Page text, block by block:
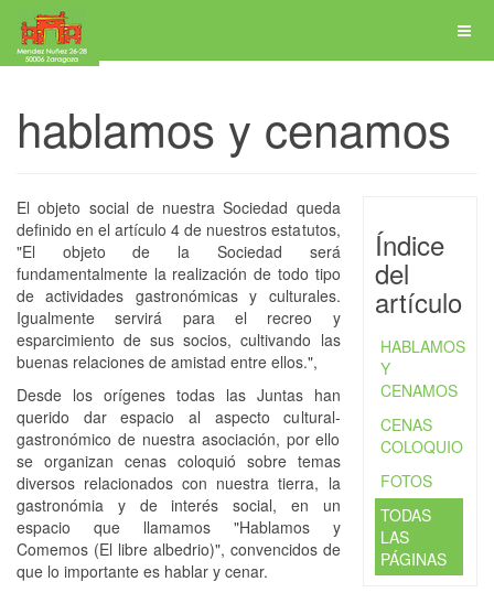
hablamos y cenamos
Índice
del
artículo
HABLAMOS
Y
CENAMOS
CENAS
COLOQUIO
FOTOS
TODAS
LAS
PÁGINAS
El objeto social de nuestra Sociedad queda
definido en el artículo 4 de nuestros estatutos,
"El objeto de la Sociedad será
fundamentalmente la realización de todo tipo
de actividades gastronómicas y culturales.
Igualmente servirá para el recreo y
esparcimiento de sus socios, cultivando las
buenas relaciones de amistad entre ellos.",
Desde los orígenes todas las Juntas han
querido dar espacio al aspecto cultural-
gastronómico de nuestra asociación, por ello
se organizan cenas coloquió sobre temas
diversos relacionados con nuestra tierra, la
gastronómia y de interés social, en un
espacio que llamamos "Hablamos y
Comemos (El libre albedrio)", convencidos de
que lo importante es hablar y cenar.